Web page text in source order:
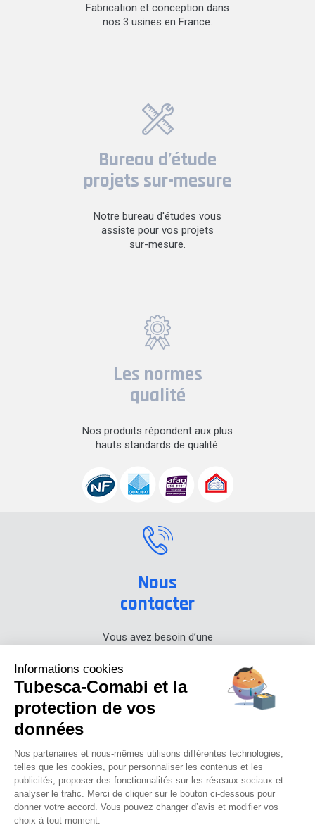
Fabrication et conception dans
nos 3 usines en France.
Bureau d’étude
projets sur-mesure
Notre bureau d'études vous
assiste pour vos projets
sur-mesure.
Les normes
qualité
Nos produits répondent aux plus
hauts standards de qualité.
Nous
contacter
Vous avez besoin d’une
prenez contact avec nous.
+33 (0) 4 74 00 90 90
Actualités Carrières
Cadeaux privés Journal promo
Tubesca-comabi©2016
Informations cookies
Tubesca-Comabi et la
protection de vos
données
Nos partenaires et nous-mêmes utilisons différentes technologies,
telles que les cookies, pour personnaliser les contenus et les
publicités, proposer des fonctionnalités sur les réseaux sociaux et
analyser le trafic. Merci de cliquer sur le bouton ci-dessous pour
donner votre accord. Vous pouvez changer d’avis et modifier vos
choix à tout moment.